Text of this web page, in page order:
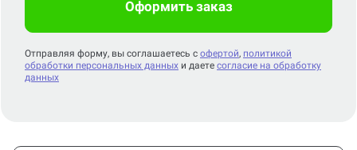
Оформить заказ
Отправляя форму, вы соглашаетесь с офертой, политикой
обработки персональных данных и даете согласие на обработку
данных